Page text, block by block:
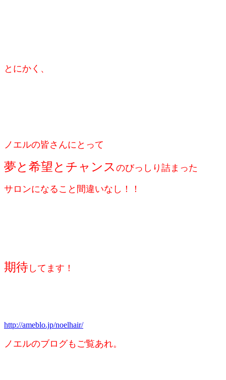
とにかく、
ノエルの皆さんにとって
夢と希望とチャンス のびっしり詰まった
サロンになること 間違いなし！！
期待 してます！
http://ameblo.jp/noelhair/
ノエルのブログもご覧あれ。